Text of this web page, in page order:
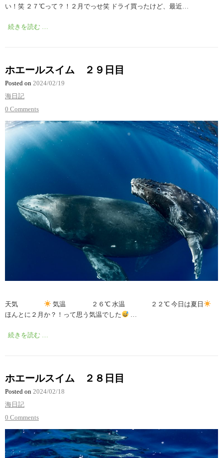
い！笑 ２７℃って？！２月でっせ笑 ドライ買ったけど、最近…
続きを読む …
ホエールスイム ２９日目
Posted on 2024/02/19
海日記
0 Comments
天気
気温 ２６℃ 水温 ２２℃ 今日は夏日
ほんとに２月か？！って思う気温でした
…
続きを読む …
ホエールスイム ２８日目
Posted on 2024/02/18
海日記
0 Comments